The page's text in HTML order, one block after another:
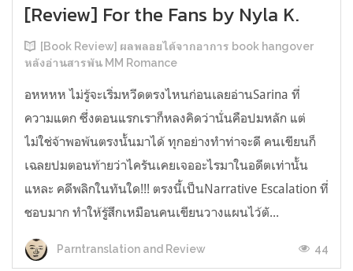
[Review] For the Fans by Nyla K.
[Book Review] ผลพลอยได้จากอาการ book hangover
หลังอ่านสารพัน MM Romance
อหหหห ไม่รู้จะเริ่มหวีดตรงไหนก่อนเลยอ่านSarina ที่
ความแตก ซึ่งตอนแรกเราก็หลงคิดว่านั่นคือปมหลัก แต่
ไม่ใช่จ้าพอพ้นตรงนั้นมาได้ ทุกอย่างทำท่าจะดี คนเขียนก็
เฉลยปมตอนท้ายว่าไครันเคยเจออะไรมาในอดีตเท่านั้น
แหละ คดีพลิกในทันใด!!! ตรงนี้เป็นNarrative Escalation ที่
ชอบมาก ทำให้รู้สึกเหมือนคนเขียนวางแผนไว้ตั...
Parntranslation and Review 44